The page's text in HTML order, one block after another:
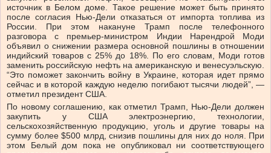
источник в Белом доме. Такое решение может быть принято
после согласия Нью-Дели отказаться от импорта топлива из
России. При этом накануне Трамп после телефонного
разговора с премьер-министром Индии Нарендрой Моди
объявил о снижении размера основной пошлины в отношении
индийский товаров с 25% до 18%. По его словам, Моди готов
заменить российскую нефть на американскую и венесуэльскую.
“Это поможет закончить войну в Украине, которая идет прямо
сейчас и в которой каждую неделю погибают тысячи людей”, —
отметил президент США.
По новому соглашению, как отметил Трамп, Нью-Дели должен
закупить у США электроэнергию, технологии,
сельскохозяйственную продукцию, уголь и другие товары на
сумму более $500 млрд, снизив пошлины для них до ноля. При
этом Белый дом пока не опубликовал ни соответствующего